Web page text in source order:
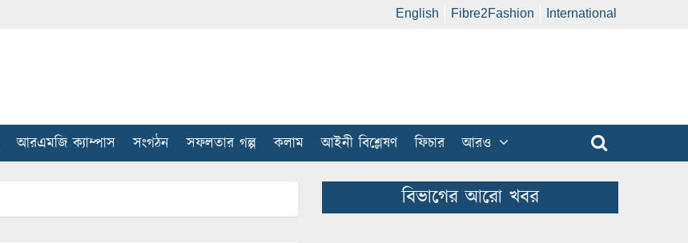
English Fibre2Fashion International
আরএমজি ক্যাম্পাস সংগঠন সফলতার গল্প কলাম আইনী বিশ্লেষণ ফিচার আরও
বিভাগের আরো খবর